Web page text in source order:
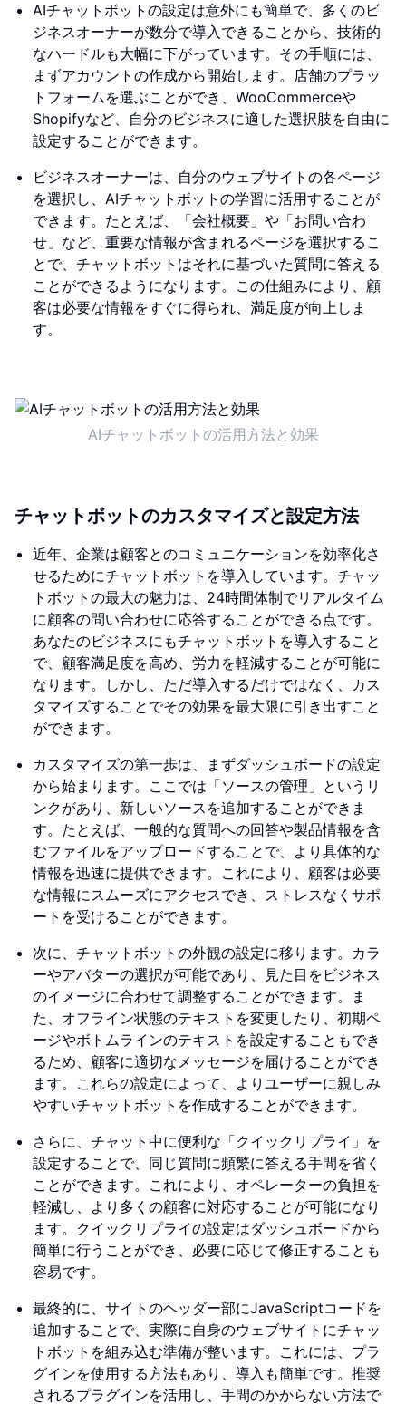
AIチャットボットの設定は意外にも簡単で、多くのビ
ジネスオーナーが数分で導入できることから、技術的
なハードルも大幅に下がっています。その手順には、
まずアカウントの作成から開始します。店舗のプラッ
トフォームを選ぶことができ、WooCommerceや
Shopifyなど、自分のビジネスに適した選択肢を自由に
設定することができます。
ビジネスオーナーは、自分のウェブサイトの各ページ
を選択し、AIチャットボットの学習に活用することが
できます。たとえば、「会社概要」や「お問い合わ
せ」など、重要な情報が含まれるページを選択するこ
とで、チャットボットはそれに基づいた質問に答える
ことができるようになります。この仕組みにより、顧
客は必要な情報をすぐに得られ、満足度が向上しま
す。
AIチャットボットの活用方法と効果
チャットボットのカスタマイズと設定方法
近年、企業は顧客とのコミュニケーションを効率化さ
せるためにチャットボットを導入しています。チャッ
トボットの最大の魅力は、24時間体制でリアルタイム
に顧客の問い合わせに応答することができる点です。
あなたのビジネスにもチャットボットを導入すること
で、顧客満足度を高め、労力を軽減することが可能に
なります。しかし、ただ導入するだけではなく、カス
タマイズすることでその効果を最大限に引き出すこと
ができます。
カスタマイズの第一歩は、まずダッシュボードの設定
から始まります。ここでは「ソースの管理」というリ
ンクがあり、新しいソースを追加することができま
す。たとえば、一般的な質問への回答や製品情報を含
むファイルをアップロードすることで、より具体的な
情報を迅速に提供できます。これにより、顧客は必要
な情報にスムーズにアクセスでき、ストレスなくサポ
ートを受けることができます。
次に、チャットボットの外観の設定に移ります。カラ
ーやアバターの選択が可能であり、見た目をビジネス
のイメージに合わせて調整することができます。ま
た、オフライン状態のテキストを変更したり、初期ペ
ージやボトムラインのテキストを設定することもでき
るため、顧客に適切なメッセージを届けることができ
ます。これらの設定によって、よりユーザーに親しみ
やすいチャットボットを作成することができます。
さらに、チャット中に便利な「クイックリプライ」を
設定することで、同じ質問に頻繁に答える手間を省く
ことができます。これにより、オペレーターの負担を
軽減し、より多くの顧客に対応することが可能になり
ます。クイックリプライの設定はダッシュボードから
簡単に行うことができ、必要に応じて修正することも
容易です。
最終的に、サイトのヘッダー部にJavaScriptコードを
追加することで、実際に自身のウェブサイトにチャッ
トボットを組み込む準備が整います。これには、プラ
グインを使用する方法もあり、導入も簡単です。推奨
されるプラグインを活用し、手間のかからない方法で